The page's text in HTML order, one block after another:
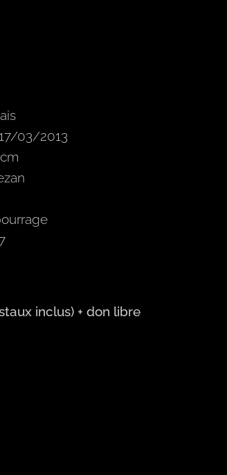
03/2013
inclus) + don libre